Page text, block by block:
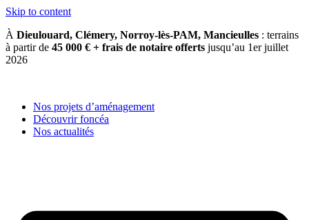
Skip to content
À Dieulouard, Clémery, Norroy-lès-PAM, Mancieulles : terrains
à partir de 45 000 € + frais de notaire offerts jusqu’au 1er juillet
2026
Nos projets d’aménagement
Découvrir foncéa
Nos actualités